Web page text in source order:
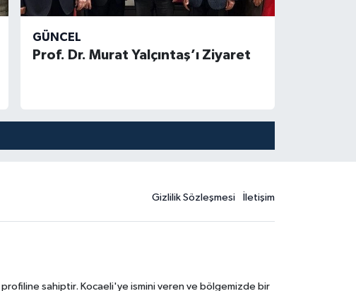
GÜNCEL
Prof. Dr. Murat Yalçıntaş’ı Ziyaret
Gizlilik Sözleşmesi İletişim
profiline sahiptir. Kocaeli'ye ismini veren ve bölgemizde bir